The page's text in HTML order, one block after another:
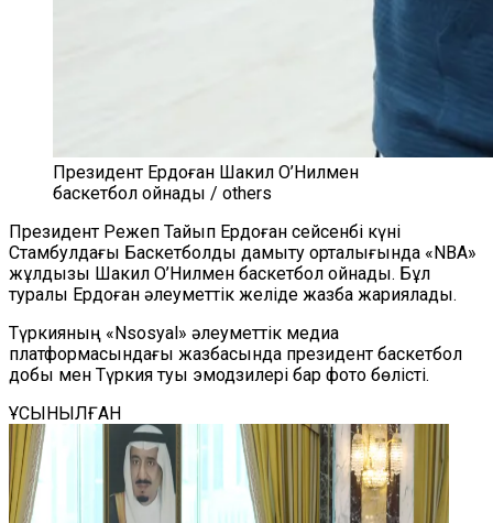
Президент Ердоған Шакил О’Нилмен
баскетбол ойнады / others
Президент Режеп Тайып Ердоған сейсенбі күні
Cтамбулдағы Баскетболды дамыту орталығында «NBA»
жұлдызы Шакил О’Нилмен баскетбол ойнады. Бұл
туралы Ердоған әлеуметтік желіде жазба жариялады.
Түркияның «Nsosyal» әлеуметтік медиа
платформасындағы жазбасында президент баскетбол
добы мен Түркия туы эмодзилері бар фото бөлісті.
ҰСЫНЫЛҒАН